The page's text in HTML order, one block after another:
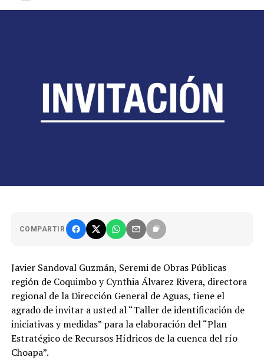
COMPARTIR
Javier Sandoval Guzmán, Seremi de Obras Públicas
región de Coquimbo y Cynthia Álvarez Rivera, directora
regional de la Dirección General de Aguas, tiene el
agrado de invitar a usted al “Taller de identificación de
iniciativas y medidas” para la elaboración del “Plan
Estratégico de Recursos Hídricos de la cuenca del río
Choapa”.